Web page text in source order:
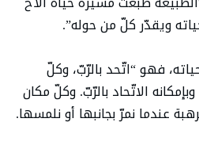
ويقدّر كلّ من حوله”.
فهو “اتّحد بالرّبّ، وكلّ
الاتّحاد بالرّبّ. وكلّ مكان
عندما نمرّ بجانبها أو نلمسها.